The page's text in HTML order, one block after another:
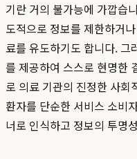
기란 거의 불가능에 가깝습
도적으로 정보를 제한하거
료를 유도하기도 합니다. 그
를 제공하여 스스로 현명한
로 의료 기관의 진정한 사회
환자를 단순한 서비스 소비
너로 인식하고 정보의 투명